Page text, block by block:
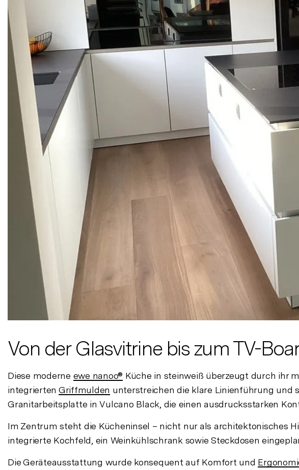
Von der Glasvitrine bis zum TV-
Diese moderne ewe nanoo® Küche in steinweiß überzeugt durch ihr
integrierten Griffmulden unterstreichen die klare Linienführung und
Granitarbeitsplatte in Vulcano Black, die einen ausdrucksstarken
Im Zentrum steht die Kücheninsel – nicht nur als architektonisches
integrierte Kochfeld, ein Weinkühlschrank sowie Steckdosen
Die Geräteausstattung wurde konsequent auf Komfort und